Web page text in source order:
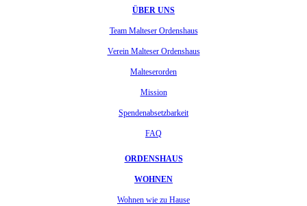
ÜBER UNS
Team Malteser Ordenshaus
Verein Malteser Ordenshaus
Malteserorden
Mission
Spendenabsetzbarkeit
FAQ
ORDENSHAUS
WOHNEN
Wohnen wie zu Hause